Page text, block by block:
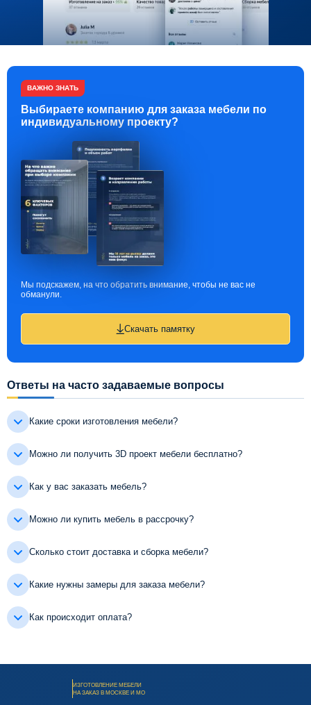
ВАЖНО ЗНАТЬ
Выбираете компанию для заказа мебели по
индивидуальному проекту?
Мы подскажем, на что обратить внимание, чтобы не вас не
обманули.
Скачать памятку
Ответы на часто задаваемые вопросы
Какие сроки изготовления мебели?
Можно ли получить 3D проект мебели бесплатно?
Как у вас заказать мебель?
Можно ли купить мебель в рассрочку?
Сколько стоит доставка и сборка мебели?
Какие нужны замеры для заказа мебели?
Как происходит оплата?
ИЗГОТОВЛЕНИЕ МЕБЕЛИ
НА ЗАКАЗ В МОСКВЕ И МО